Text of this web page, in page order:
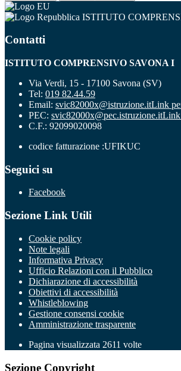
ISTITUTO
Contatti
ISTITUTO COMPRENSIVO SAVONA I
Via Verdi, 15 - 17100 Savona (SV)
Tel: 019 82.44.59
Email: svic82000x@istruzione.itLink
PEC: svic82000x@pec.istruzione.itLink
C.F.: 92099020098
codice fatturazione :UFIKUC
Seguici su
Facebook
Sezione Link Utili
Cookie policy
Note legali
Informativa Privacy
Ufficio Relazioni con il Pubblico
Dichiarazione di accessibilità
Obiettivi di accessibilità
Whistleblowing
Gestione consensi cookie
Amministrazione trasparente
Pagina visualizzata 2611 volte
Sezione Copyright